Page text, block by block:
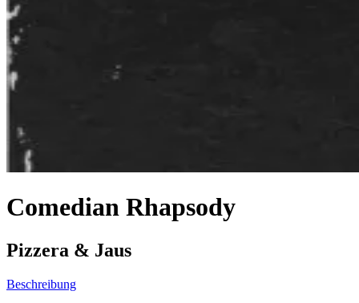
Comedian Rhapsody
Pizzera & Jaus
Beschreibung